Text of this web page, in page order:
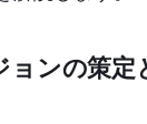
ョンの策定